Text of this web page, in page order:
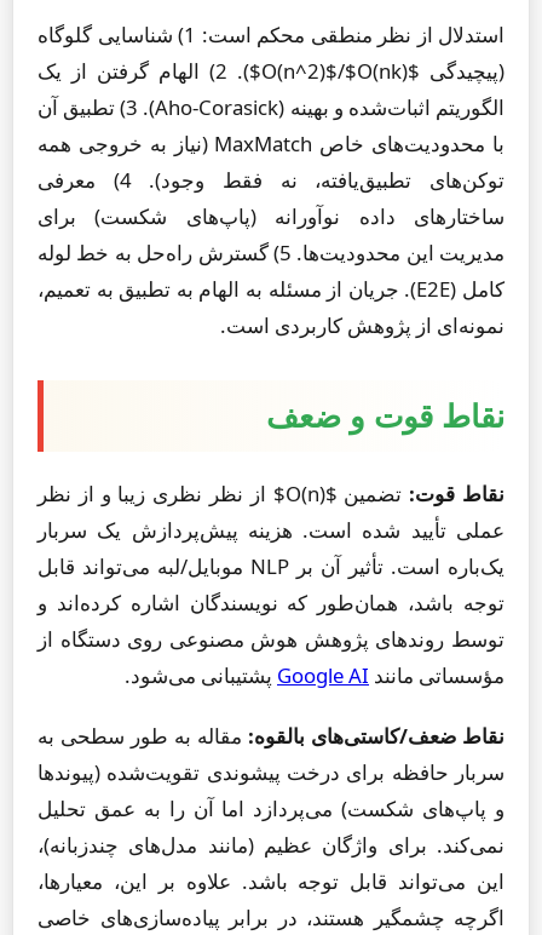
استدلال از نظر منطقی محکم است: 1) شناسایی گلوگاه
(پیچیدگی $O(n^2)$/$O(nk)$). 2) الهام گرفتن از یک
الگوریتم اثبات‌شده و بهینه (Aho-Corasick). 3) تطبیق آن
با محدودیت‌های خاص MaxMatch (نیاز به خروجی همه
توکن‌های تطبیق‌یافته، نه فقط وجود). 4) معرفی
ساختارهای داده نوآورانه (پاپ‌های شکست) برای
مدیریت این محدودیت‌ها. 5) گسترش راه‌حل به خط لوله
کامل (E2E). جریان از مسئله به الهام به تطبیق به تعمیم،
نمونه‌ای از پژوهش کاربردی است.
نقاط قوت و ضعف
نقاط قوت:
تضمین $O(n)$ از نظر نظری زیبا و از نظر
عملی تأیید شده است. هزینه پیش‌پردازش یک سربار
یک‌باره است. تأثیر آن بر NLP موبایل/لبه می‌تواند قابل
توجه باشد، همان‌طور که نویسندگان اشاره کرده‌اند و
توسط روندهای پژوهش هوش مصنوعی روی دستگاه از
مؤسساتی مانند Google AI پشتیبانی می‌شود.
نقاط ضعف/کاستی‌های بالقوه: مقاله به طور سطحی به
سربار حافظه برای درخت پیشوندی تقویت‌شده (پیوندها
و پاپ‌های شکست) می‌پردازد اما آن را به عمق تحلیل
نمی‌کند. برای واژگان عظیم (مانند مدل‌های چندزبانه)،
این می‌تواند قابل توجه باشد. علاوه بر این، معیارها،
اگرچه چشمگیر هستند، در برابر پیاده‌سازی‌های خاصی